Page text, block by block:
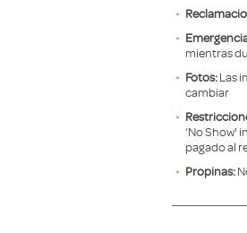
mientras
Fotos:Las
cambiar
‘No Show'
pagado al
Propinas: